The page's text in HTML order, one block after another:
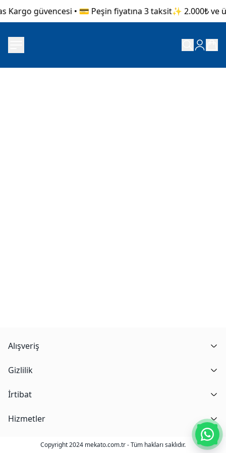
Kargo güvencesi • 💳 Peşin fiyatına 3 taksit✨ 2.000₺ ve
Alışveriş
Gizlilik
İrtibat
Hizmetler
Copyright 2024 mekato.com.tr - Tüm hakları saklıdır.